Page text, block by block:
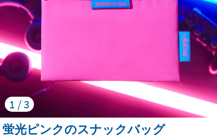
1 / 3
蛍光ピンクのスナックバッグ